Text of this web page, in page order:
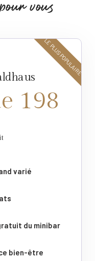
ourvous
198
varié
du minibar
bien-être
LE PLUS POPULAIRE